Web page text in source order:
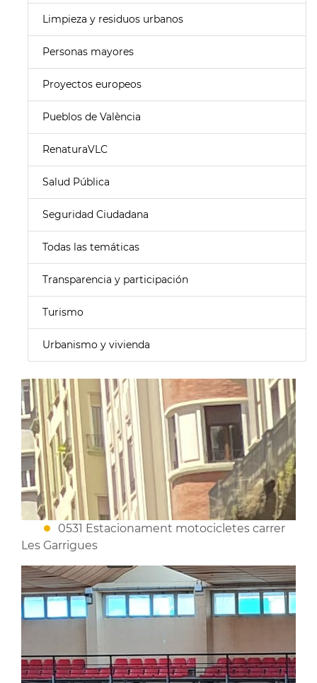
Limpieza y residuos urbanos
Personas mayores
Proyectos europeos
Pueblos de València
RenaturaVLC
Salud Pública
Seguridad Ciudadana
Todas las temáticas
Transparencia y participación
Turismo
Urbanismo y vivienda
0531 Estacionament motocicletes carrer
Les Garrigues